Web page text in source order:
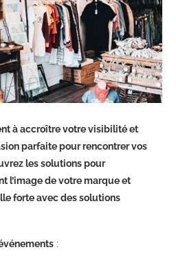
à accroître votre visibilité et
parfaite pour rencontrer vos
les solutions pour
l’image de votre marque et
forte avec des solutions
: